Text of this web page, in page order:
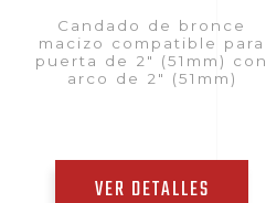
Candado de bronce
macizo compatible para
puerta de 2" (51mm) con
arco de 2" (51mm)
VER DETALLES